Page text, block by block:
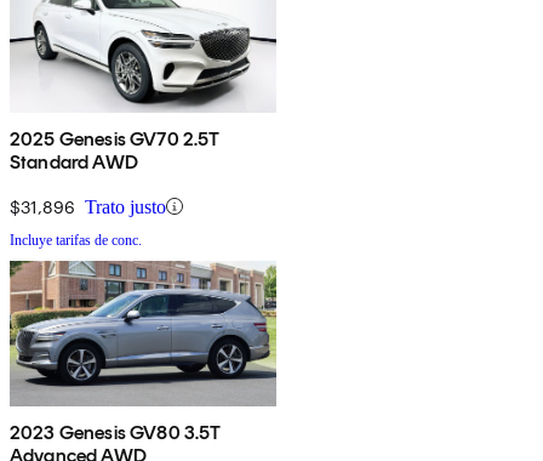
2025 Genesis GV70 2.5T
Standard AWD
$31,896 Trato justo
Incluye tarifas de conc.
2023 Genesis GV80 3.5T
Advanced AWD